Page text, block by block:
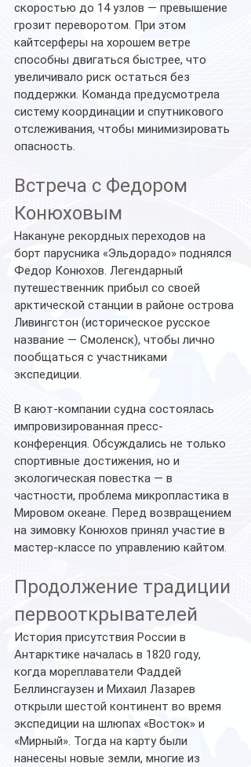
скоростью до 14 узлов — превышение
грозит переворотом. При этом
кайтсерферы на хорошем ветре
способны двигаться быстрее, что
увеличивало риск остаться без
поддержки. Команда предусмотрела
систему координации и спутникового
отслеживания, чтобы минимизировать
опасность.
Встреча с Федором
Конюховым
Накануне рекордных переходов на
борт парусника «Эльдорадо» поднялся
Федор Конюхов. Легендарный
путешественник прибыл со своей
арктической станции в районе острова
Ливингстон (историческое русское
название — Смоленск), чтобы лично
пообщаться с участниками
экспедиции.
В кают-компании судна состоялась
импровизированная пресс-
конференция. Обсуждались не только
спортивные достижения, но и
экологическая повестка — в
частности, проблема микропластика в
Мировом океане. Перед возвращением
на зимовку Конюхов принял участие в
мастер-классе по управлению кайтом.
Продолжение традиции
первооткрывателей
История присутствия России в
Антарктике началась в 1820 году,
когда мореплаватели Фаддей
Беллинсгаузен и Михаил Лазарев
открыли шестой континент во время
экспедиции на шлюпах «Восток» и
«Мирный». Тогда на карту были
нанесены новые земли, многие из